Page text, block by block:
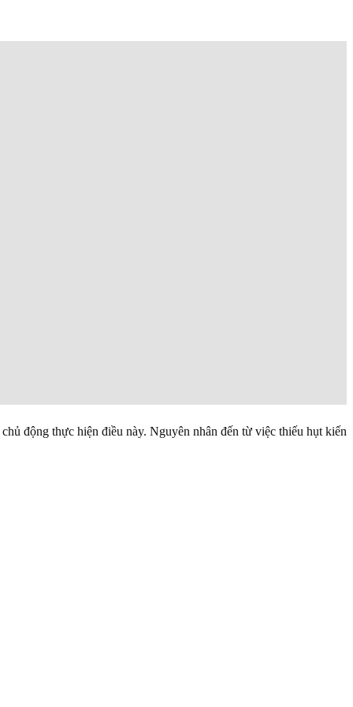
động thực hiện điều này. Nguyên nhân đến từ việc thiếu hụt kiến